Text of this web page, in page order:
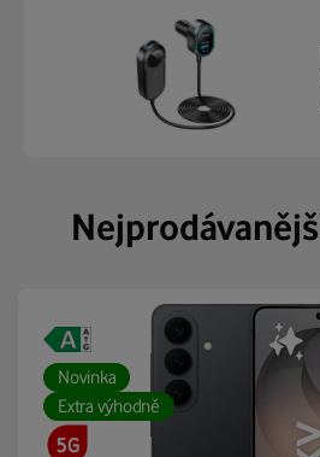
Novinka
Extra výhodně